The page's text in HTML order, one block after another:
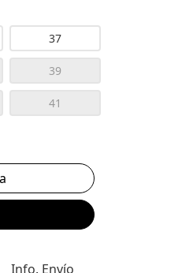
37
39
41
Info. Envío